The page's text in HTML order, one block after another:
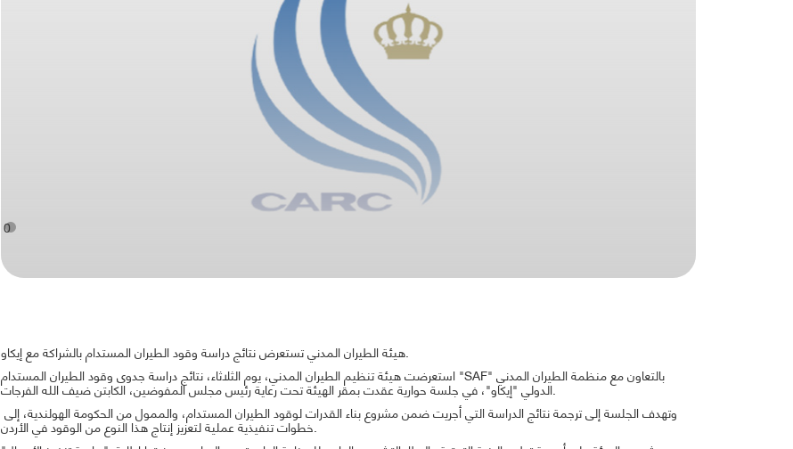
0
هيئة الطيران المدني تستعرض نتائج دراسة وقود الطيران المستدام بالشراكة مع إيكاو.
استعرضت هيئة تنظيم الطيران المدني، يوم الثلاثاء، نتائج دراسة جدوى وقود الطيران المستدام "SAF" بالتعاون مع منظمة الطيران المدني
الدولي "إيكاو"، في جلسة حوارية عقدت بمقر الهيئة تحت رعاية رئيس مجلس المفوضين، الكابتن ضيف الله الفرجات.
خطوات تنفيذية عملية لتعزيز إنتاج هذا النوع من الوقود في الأردن.